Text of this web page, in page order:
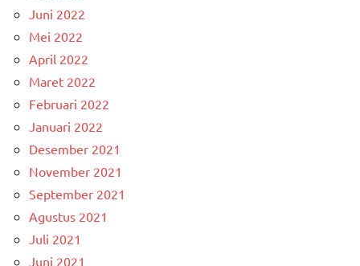
Juni 2022
Mei 2022
April 2022
Maret 2022
Februari 2022
Januari 2022
Desember 2021
November 2021
September 2021
Agustus 2021
Juli 2021
Juni 2021